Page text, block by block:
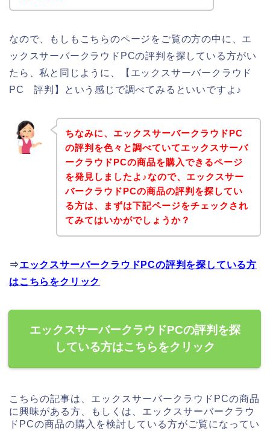
なので、もしもこちらのページをご覧の方の中に、エ
ックスサーバークラウドPCの評判を探している方がい
たら、私と同じように、【エックスサーバークラウド
PC 評判】という感じで調べてみるといいですよ♪
ちなみに、エックスサーバークラウドPC
の評判を色々と調べていてエックスサーバ
ークラウドPCの商品を購入できるページ
を発見しましたよ♪なので、エックスサー
バークラウドPCの商品の評判を探してい
る方は、まずは下記ページをチェックされ
てみてはいかがでしょうか？
⇒エックスサーバークラウドPCの評判を探している方
はこちらをクリック
エックスサーバークラウドPCの評判を探
している方はこちらをクリック
こちらの記事は、エックスサーバークラウドPCの商品
に興味がある方、もしくは、エックスサーバークラウ
ドPCの商品の購入を検討している方がご覧になってい